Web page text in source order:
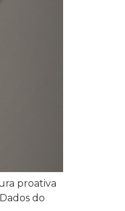
proativa
do